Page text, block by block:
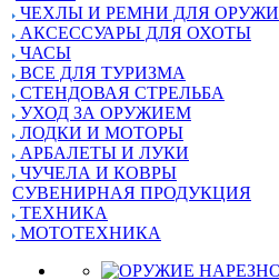
ЧЕХЛЫ И РЕМНИ ДЛЯ
АКСЕССУАРЫ ДЛЯ ОХОТЫ
ЧАСЫ
ВСЕ ДЛЯ ТУРИЗМА
СТЕНДОВАЯ СТРЕЛЬБА
УХОД ЗА ОРУЖИЕМ
ЛОДКИ И МОТОРЫ
АРБАЛЕТЫ И ЛУКИ
ЧУЧЕЛА И КОВРЫ
СУВЕНИРНАЯ ПРОДУКЦИЯ
ТЕХНИКА
МОТОТЕХНИКА